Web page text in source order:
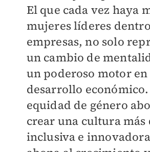
El que cada vez haya
mujeres líderes
empresas, no solo
un cambio de
un poderoso motor
desarrollo
equidad de género
crear una cultura más
inclusiva e